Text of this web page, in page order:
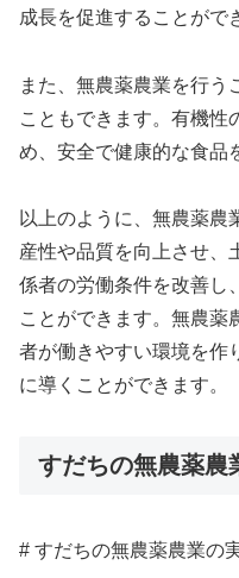
成長を促進することがで
また、無農薬農業を行う
こともできます。有機性
め、安全で健康的な食品
以上のように、無農薬農
産性や品質を向上させ、
係者の労働条件を改善し
ことができます。無農薬
者が働きやすい環境を作
に導くことができます。
すだちの無農薬農
# すだちの無農薬農業の